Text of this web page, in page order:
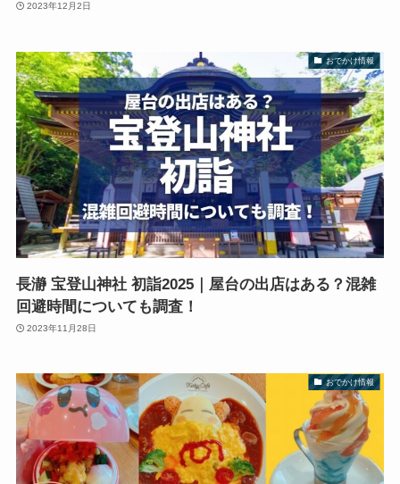
2023年12月2日
おでかけ情報
長瀞 宝登山神社 初詣2025｜屋台の出店はある？混雑
回避時間についても調査！
2023年11月28日
おでかけ情報